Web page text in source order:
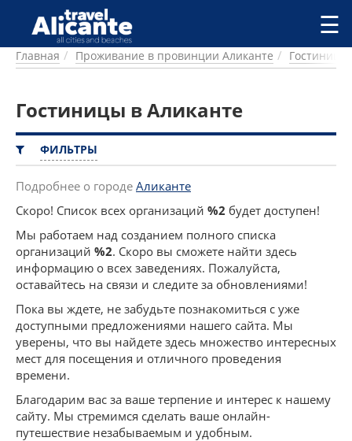
Перейти к основному содержанию
ГОРОДА
ПИТАНИЕ
ПРОЖИВАНИЕ
ПЛЯЖИ
ДОСТОПРИМЕЧАТЕЛЬНОСТИ
КЕМПИНГ
КОМАРКИ (РАЙОНЫ)
РЕЦЕПТЫ
ПРЕДЛОЖЕНИЯ
СТАТЬИ
УСЛУГИ
☰
Главная Проживание в провинции Аликанте Гостиницы
Гостиницы в Аликанте
ФИЛЬТРЫ
Подробнее о городе Аликанте
Скоро! Список всех организаций %2 будет доступен!
Мы работаем над созданием полного списка
организаций %2. Скоро вы сможете найти здесь
информацию о всех заведениях. Пожалуйста,
оставайтесь на связи и следите за обновлениями!
Пока вы ждете, не забудьте познакомиться с уже
доступными предложениями нашего сайта. Мы
уверены, что вы найдете здесь множество интересных
мест для посещения и отличного проведения
времени.
Благодарим вас за ваше терпение и интерес к нашему
сайту. Мы стремимся сделать ваше онлайн-
путешествие незабываемым и удобным.